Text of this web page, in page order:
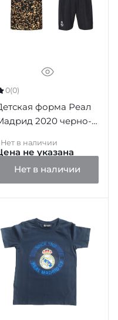
0(0)
форма Реал
2020 черно-
Нет в наличии
не указана
Нет в наличии